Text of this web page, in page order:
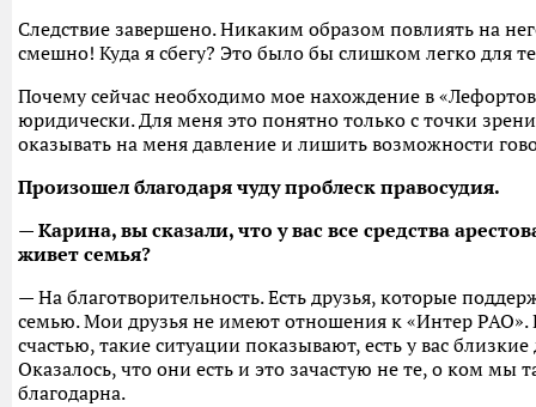
Следствие завершено. Никаким образом повлиять на
смешно! Куда я сбегу? Это было бы слишком легко для
Почему сейчас необходимо мое нахождение в
юридически. Для меня это понятно только с точки
оказывать на меня давление и лишить возможности
Произошел благодаря чуду проблеск правосудия.
— Карина, вы сказали, что у вас все средства
живет семья?
— На благотворительность. Есть друзья, которые
семью. Мои друзья не имеют отношения к «Интер
счастью, такие ситуации показывают, есть у вас близкие
Оказалось, что они есть и это зачастую не те, о ком мы
благодарна.